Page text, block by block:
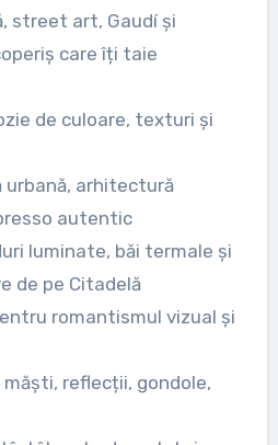
street art, Gaudí și
care îți taie
de culoare, texturi și
urbană, arhitectură
autentic
luminate, băi termale și
de pe Citadelă
romantismul vizual și
măști, reflecții, gondole,